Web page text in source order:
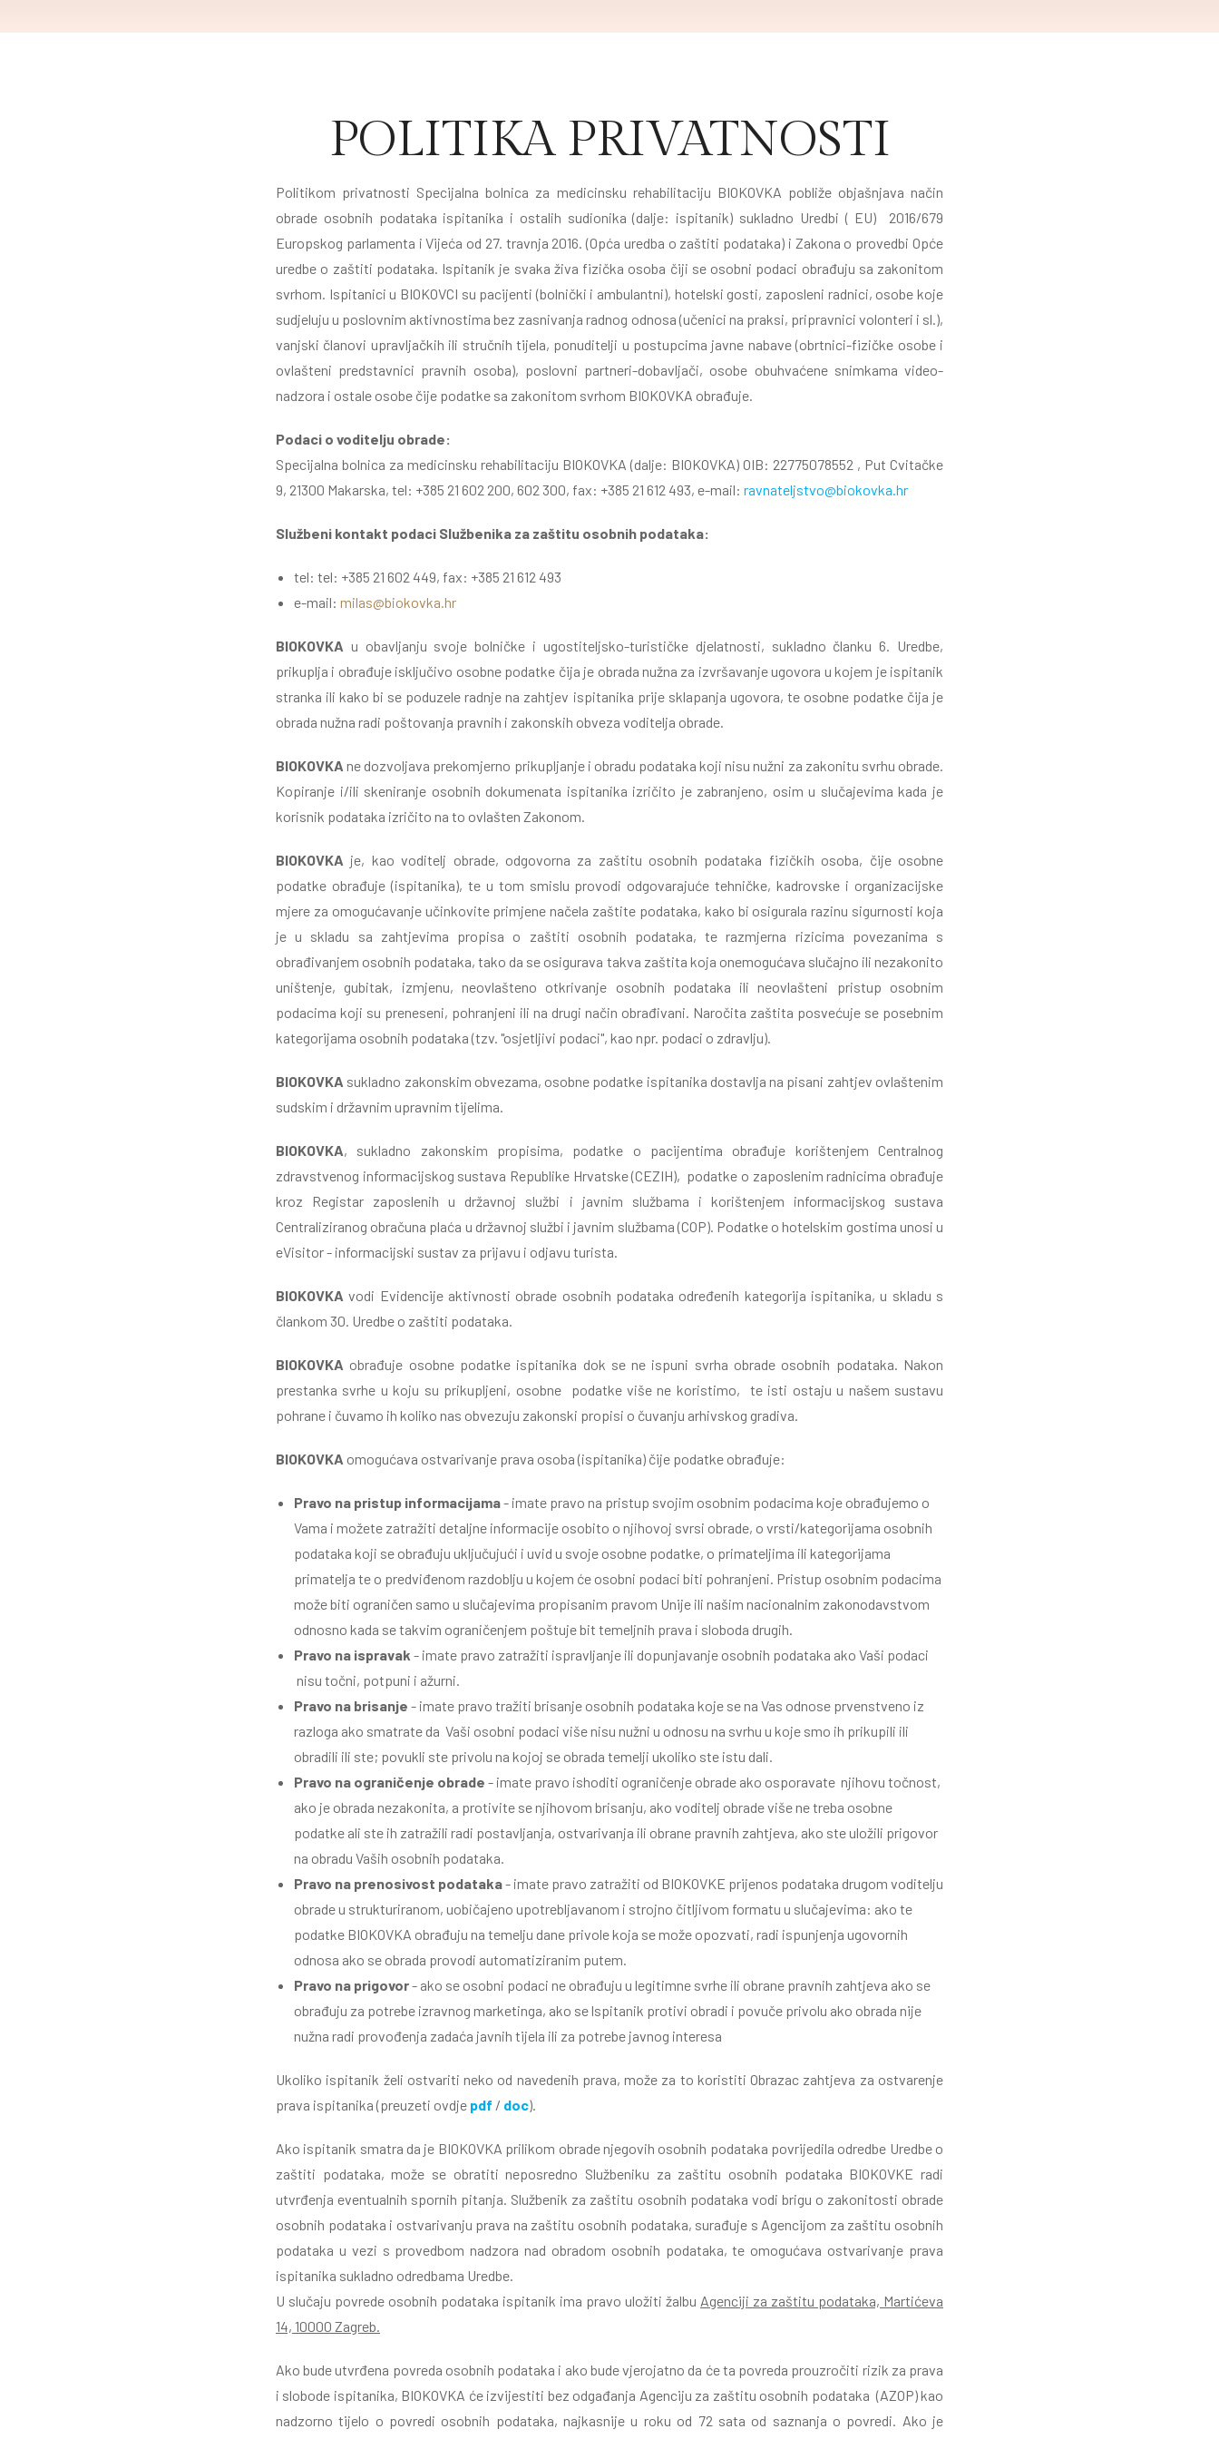
POLITIKA PRIVATNOSTI
Politikom privatnosti Specijalna bolnica za medicinsku rehabilitaciju BIOKOVKA pobliže objašnjava način
obrade osobnih podataka ispitanika i ostalih sudionika (dalje: ispitanik) sukladno Uredbi ( EU) 2016/679
Europskog parlamenta i Vijeća od 27. travnja 2016. (Opća uredba o zaštiti podataka) i Zakona o provedbi Opće
uredbe o zaštiti podataka. Ispitanik je svaka živa fizička osoba čiji se osobni podaci obrađuju sa zakonitom
svrhom. Ispitanici u BIOKOVCI su pacijenti (bolnički i ambulantni), hotelski gosti, zaposleni radnici, osobe koje
sudjeluju u poslovnim aktivnostima bez zasnivanja radnog odnosa (učenici na praksi, pripravnici volonteri i sl.),
vanjski članovi upravljačkih ili stručnih tijela, ponuditelji u postupcima javne nabave (obrtnici-fizičke osobe i
ovlašteni predstavnici pravnih osoba), poslovni partneri-dobavljači, osobe obuhvaćene snimkama video-
nadzora i ostale osobe čije podatke sa zakonitom svrhom BIOKOVKA obrađuje.
Podaci o voditelju obrade:
Specijalna bolnica za medicinsku rehabilitaciju BIOKOVKA (dalje: BIOKOVKA) OIB: 22775078552 , Put Cvitačke
9, 21300 Makarska, tel: +385 21 602 200, 602 300, fax: +385 21 612 493, e-mail: ravnateljstvo@biokovka.hr
Službeni kontakt podaci Službenika za zaštitu osobnih podataka:
tel: tel: +385 21 602 449, fax: +385 21 612 493
e-mail: milas@biokovka.hr
BIOKOVKA u obavljanju svoje bolničke i ugostiteljsko-turističke djelatnosti, sukladno članku 6. Uredbe,
prikuplja i obrađuje isključivo osobne podatke čija je obrada nužna za izvršavanje ugovora u kojem je ispitanik
stranka ili kako bi se poduzele radnje na zahtjev ispitanika prije sklapanja ugovora, te osobne podatke čija je
obrada nužna radi poštovanja pravnih i zakonskih obveza voditelja obrade.
BIOKOVKAne dozvoljava prekomjerno prikupljanje i obradu podataka koji nisu nužni za zakonitu svrhu obrade.
Kopiranje i/ili skeniranje osobnih dokumenata ispitanika izričito je zabranjeno, osim u slučajevima kada je
korisnik podataka izričito na to ovlašten Zakonom.
BIOKOVKA je, kao voditelj obrade, odgovorna za zaštitu osobnih podataka fizičkih osoba, čije osobne
podatke obrađuje (ispitanika), te u tom smislu provodi odgovarajuće tehničke, kadrovske i organizacijske
mjere za omogućavanje učinkovite primjene načela zaštite podataka, kako bi osigurala razinu sigurnosti koja
je u skladu sa zahtjevima propisa o zaštiti osobnih podataka, te razmjerna rizicima povezanima s
obrađivanjem osobnih podataka, tako da se osigurava takva zaštita koja onemogućava slučajno ili nezakonito
uništenje, gubitak, izmjenu, neovlašteno otkrivanje osobnih podataka ili neovlašteni pristup osobnim
podacima koji su preneseni, pohranjeni ili na drugi način obrađivani. Naročita zaštita posvećuje se posebnim
kategorijama osobnih podataka (tzv. "osjetljivi podaci", kao npr. podaci o zdravlju).
BIOKOVKA sukladno zakonskim obvezama, osobne podatke ispitanika dostavlja na pisani zahtjev ovlaštenim
sudskim i državnim upravnim tijelima.
BIOKOVKA, sukladno zakonskim propisima, podatke o pacijentima obrađuje korištenjem Centralnog
zdravstvenog informacijskog sustava Republike Hrvatske (CEZIH), podatke o zaposlenim radnicima obrađuje
kroz Registar zaposlenih u državnoj službi i javnim službama i korištenjem informacijskog sustava
Centraliziranog obračuna plaća u državnoj službi i javnim službama (COP). Podatke o hotelskim gostima unosi u
eVisitor - informacijski sustav za prijavu i odjavu turista.
BIOKOVKAvodi Evidencije aktivnosti obrade osobnih podataka određenih kategorija ispitanika, u skladu s
člankom 30. Uredbe o zaštiti podataka.
BIOKOVKA obrađuje osobne podatke ispitanika dok se ne ispuni svrha obrade osobnih podataka. Nakon
prestanka svrhe u koju su prikupljeni, osobne podatke više ne koristimo, te isti ostaju u našem sustavu
pohrane i čuvamo ih koliko nas obvezuju zakonski propisi o čuvanju arhivskog gradiva.
BIOKOVKA omogućava ostvarivanje prava osoba (ispitanika) čije podatke obrađuje:
Pravo na pristup informacijama- imate pravo na pristup svojim osobnim podacima koje obrađujemo o
Vama i možete zatražiti detaljne informacije osobito o njihovoj svrsi obrade, o vrsti/kategorijama osobnih
podataka koji se obrađuju uključujući i uvid u svoje osobne podatke, o primateljima ili kategorijama
primatelja te o predviđenom razdoblju u kojem će osobni podaci biti pohranjeni. Pristup osobnim podacima
može biti ograničen samo u slučajevima propisanim pravom Unije ili našim nacionalnim zakonodavstvom
odnosno kada se takvim ograničenjem poštuje bit temeljnih prava i sloboda drugih.
Pravo na ispravak - imate pravo zatražiti ispravljanje ili dopunjavanje osobnih podataka ako Vaši podaci
nisu točni, potpuni i ažurni.
Pravo na brisanje - imate pravo tražiti brisanje osobnih podataka koje se na Vas odnose prvenstveno iz
razloga ako smatrate da Vaši osobni podaci više nisu nužni u odnosu na svrhu u koje smo ih prikupili ili
obradili ili ste; povukli ste privolu na kojoj se obrada temelji ukoliko ste istu dali.
Pravo na ograničenje obrade - imate pravo ishoditi ograničenje obrade ako osporavate njihovu točnost,
ako je obrada nezakonita, a protivite se njihovom brisanju, ako voditelj obrade više ne treba osobne
podatke ali ste ih zatražili radi postavljanja, ostvarivanja ili obrane pravnih zahtjeva, ako ste uložili prigovor
na obradu Vaših osobnih podataka.
Pravo na prenosivost podataka- imate pravo zatražiti od BIOKOVKE prijenos podataka drugom voditelju
obrade u strukturiranom, uobičajeno upotrebljavanom i strojno čitljivom formatu u slučajevima: ako te
podatke BIOKOVKA obrađuju na temelju dane privole koja se može opozvati, radi ispunjenja ugovornih
odnosa ako se obrada provodi automatiziranim putem.
Pravo na prigovor- ako se osobni podaci ne obrađuju u legitimne svrhe ili obrane pravnih zahtjeva ako se
obrađuju za potrebe izravnog marketinga, ako se lspitanik protivi obradi i povuče privolu ako obrada nije
nužna radi provođenja zadaća javnih tijela ili za potrebe javnog interesa
Ukoliko ispitanik želi ostvariti neko od navedenih prava, može za to koristiti Obrazac zahtjeva za ostvarenje
prava ispitanika (preuzeti ovdje pdf / doc).
Ako ispitanik smatra da je BIOKOVKA prilikom obrade njegovih osobnih podataka povrijedila odredbe Uredbe o
zaštiti podataka, može se obratiti neposredno Službeniku za zaštitu osobnih podataka BIOKOVKE radi
utvrđenja eventualnih spornih pitanja. Službenik za zaštitu osobnih podataka vodi brigu o zakonitosti obrade
osobnih podataka i ostvarivanju prava na zaštitu osobnih podataka, surađuje s Agencijom za zaštitu osobnih
podataka u vezi s provedbom nadzora nad obradom osobnih podataka, te omogućava ostvarivanje prava
ispitanika sukladno odredbama Uredbe.
U slučaju povrede osobnih podataka ispitanik ima pravo uložiti žalbu Agenciji za zaštitu podataka, Martićeva
14, 10000 Zagreb.
Ako bude utvrđena povreda osobnih podataka i ako bude vjerojatno da će ta povreda prouzročiti rizik za prava
i slobode ispitanika, BIOKOVKA će izvijestiti bez odgađanja Agenciju za zaštitu osobnih podataka (AZOP) kao
nadzorno tijelo o povredi osobnih podataka, najkasnije u roku od 72 sata od saznanja o povredi. Ako je